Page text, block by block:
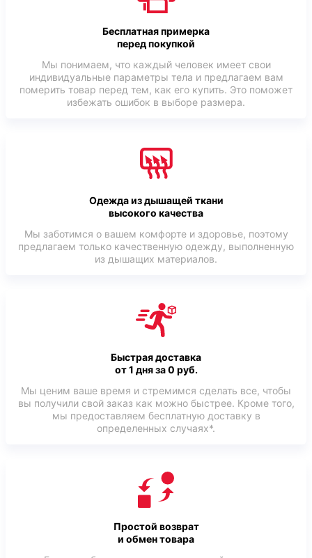
Бесплатная примерка
перед покупкой
Мы понимаем, что каждый человек имеет свои
индивидуальные параметры тела и предлагаем вам
померить товар перед тем, как его купить. Это поможет
избежать ошибок в выборе размера.
Одежда из дышащей ткани
высокого качества
Мы заботимся о вашем комфорте и здоровье, поэтому
предлагаем только качественную одежду, выполненную
из дышащих материалов.
Быстрая доставка
от 1 дня за 0 руб.
Мы ценим ваше время и стремимся сделать все, чтобы
вы получили свой заказ как можно быстрее. Кроме того,
мы предоставляем бесплатную доставку в
определенных случаях*.
Простой возврат
и обмен товара